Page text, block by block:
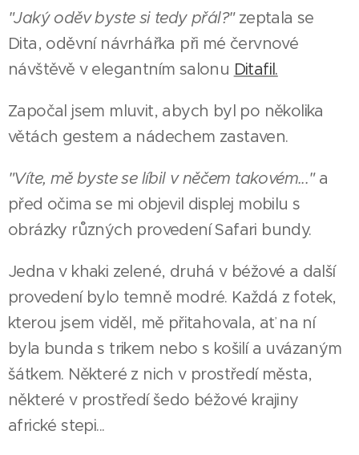
"Jaký oděv byste si tedy přál?" zeptala se
Dita, oděvní návrhářka při mé červnové
návštěvě v elegantním salonu Ditafil.
Započal jsem mluvit, abych byl po několika
větách gestem a nádechem zastaven.
"Víte, mě byste se líbil v něčem takovém..." a
před očima se mi objevil displej mobilu s
obrázky různých provedení Safari bundy.
Jedna v khaki zelené, druhá v béžové a další
provedení bylo temně modré. Každá z fotek,
kterou jsem viděl, mě přitahovala, ať na ní
byla bunda s trikem nebo s košilí a uvázaným
šátkem. Některé z nich v prostředí města,
některé v prostředí šedo béžové krajiny
africké stepi...